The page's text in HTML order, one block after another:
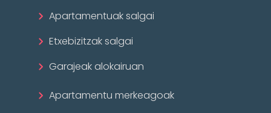
Apartamentuak salgai
Etxebizitzak salgai
Garajeak alokairuan
Apartamentu merkeagoak